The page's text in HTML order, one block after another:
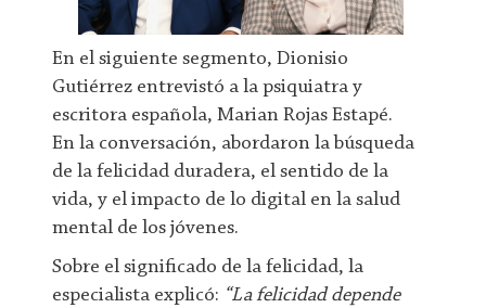
En el siguiente segmento, Dionisio
Gutiérrez entrevistó a la psiquiatra y
escritora española, Marian Rojas Estapé.
En la conversación, abordaron la búsqueda
de la felicidad duradera, el sentido de la
vida, y el impacto de lo digital en la salud
mental de los jóvenes.
Sobre el significado de la felicidad, la
especialista explicó: “La felicidad depende